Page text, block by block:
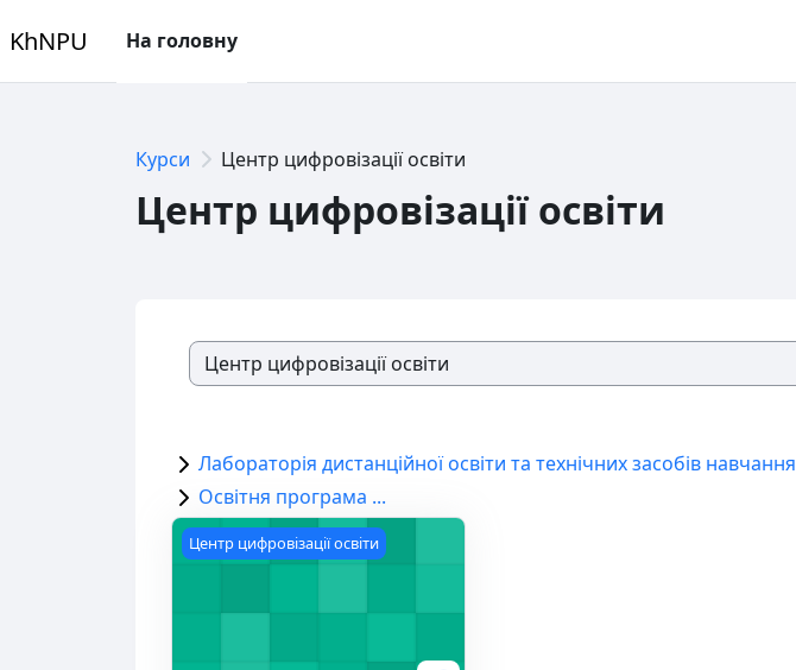
KhNPU На головну
Курси Центр цифровізації освіти
Центр цифровізації освіти
Основні блоки контенту
Категорії курсів
Лабораторія дистанційної освіти та технічних засобів навчання
Освітня програма ...
Консультаційно-довідкова платформа
Центр цифровізації освіти